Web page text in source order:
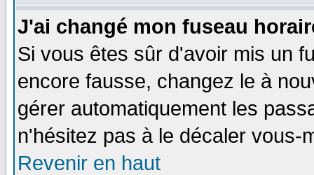
J'ai changé mon fuseau
Si vous êtes sûr d'avoir mis un
encore fausse, changez le à
gérer automatiquement les
n'hésitez pas à le décaler vous-
Revenir en haut